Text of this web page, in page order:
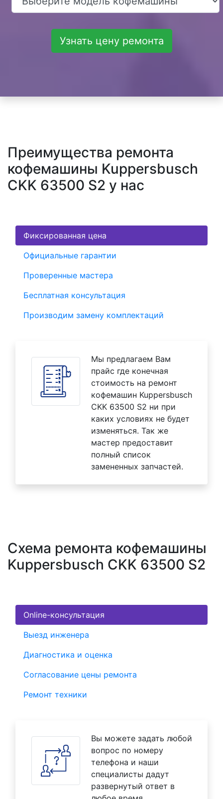
Узнать цену ремонта
Преимущества ремонта
кофемашины Kuppersbusch
CKK 63500 S2 у нас
Фиксированная цена
Официальные гарантии
Проверенные мастера
Бесплатная консультация
Производим замену комплектаций
Мы предлагаем Вам
прайс где конечная
стоимость на ремонт
кофемашин Kuppersbusch
CKK 63500 S2 ни при
каких условиях не будет
изменяться. Так же
мастер предоставит
полный список
замененных запчастей.
Схема ремонта кофемашины
Kuppersbusch CKK 63500 S2
Online-консультация
Выезд инженера
Диагностика и оценка
Согласование цены ремонта
Ремонт техники
Вы можете задать любой
вопрос по номеру
телефона и наши
специалисты дадут
развернутый ответ в